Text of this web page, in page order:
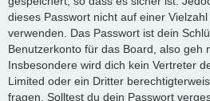
dieses Passwort nicht auf einer
verwenden. Das Passwort ist dein
Benutzerkonto für das Board, also geh
Insbesondere wird dich kein Vertreter
Limited oder ein Dritter
fragen. Solltest du dein Passwort